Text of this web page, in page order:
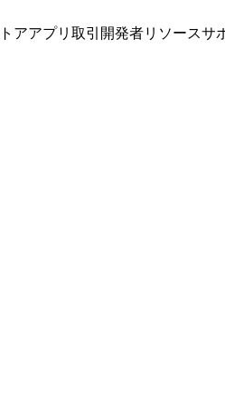
アアプリ 取引 開発者リソースサ